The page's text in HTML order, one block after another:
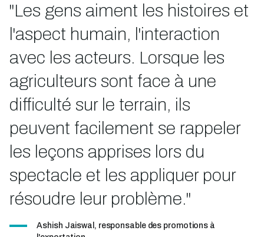
"Les gens aiment les histoires et
l'aspect humain, l'interaction
avec les acteurs. Lorsque les
agriculteurs sont face à une
difficulté sur le terrain, ils
peuvent facilement se rappeler
les leçons apprises lors du
spectacle et les appliquer pour
résoudre leur problème."
Ashish Jaiswal, responsable des promotions à